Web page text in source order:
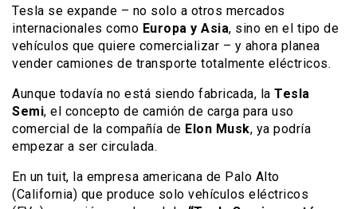
Tesla se expande – no solo a otros mercados
internacionales como Europa y Asia, sino en el tipo de
vehículos que quiere comercializar – y ahora planea
vender camiones de transporte totalmente eléctricos.
Aunque todavía no está siendo fabricada, la Tesla
Semi, el concepto de camión de carga para uso
comercial de la compañía de Elon Musk, ya podría
empezar a ser circulada.
En un tuit, la empresa americana de Palo Alto
(California) que produce solo vehículos eléctricos